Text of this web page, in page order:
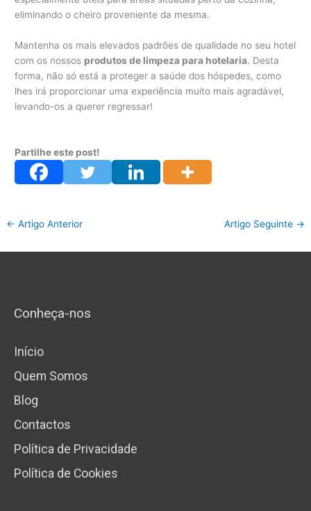
eliminando o cheiro proveniente da mesma.
Mantenha os mais elevados padrões de qualidade no seu hotel
com os nossos produtos de limpeza para hotelaria. Desta
forma, não só está a proteger a saúde dos hóspedes, como
lhes irá proporcionar uma experiência muito mais agradável,
levando-os a querer regressar!
Partilhe este post!
← Artigo Anterior Artigo Seguinte →
Conheça-nos
Início
Quem Somos
Blog
Contactos
Política de Privacidade
Política de Cookies